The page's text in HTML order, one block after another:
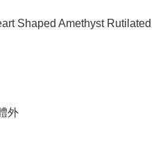
Shaped Amethyst Rutilated
外